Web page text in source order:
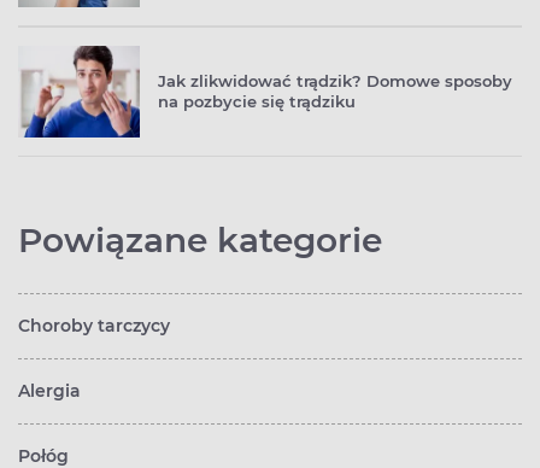
Jak zlikwidować trądzik? Domowe sposoby
na pozbycie się trądziku
Powiązane kategorie
Choroby tarczycy
Alergia
Połóg